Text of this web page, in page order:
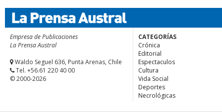
Empresa de Publicaciones
La Prensa Austral
Waldo Seguel 636, Punta Arenas, Chile
Tel. +56.61 220 40 00
© 2000-2026
CATEGORÍAS
Crónica
Editorial
Espectaculos
Cultura
Vida Social
Deportes
Necrológicas